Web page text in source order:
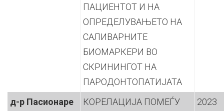
ПАЦИЕНТОТ И НА
ОПРЕДЕЛУВАЊЕТО НА
САЛИВАРНИТЕ
БИОМАРКЕРИ ВО
СКРИНИНГОТ НА
ПАРОДОНТОПАТИЈАТА
д-р Пасионаре
КОРЕЛАЦИЈА ПОМЕЃУ
2023